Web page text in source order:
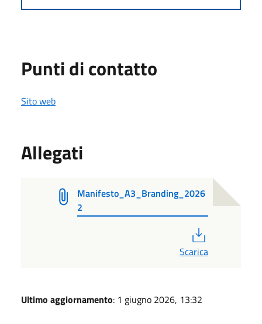
Punti di contatto
Sito web
Allegati
Manifesto_A3_Branding_2026
2
Scarica
Ultimo aggiornamento: 1 giugno 2026, 13:32